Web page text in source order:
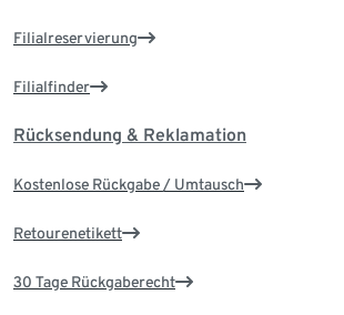
Filialreservierung
Filialfinder
Rücksendung & Reklamation
Kostenlose Rückgabe / Umtausch
Retourenetikett
30 Tage Rückgaberecht